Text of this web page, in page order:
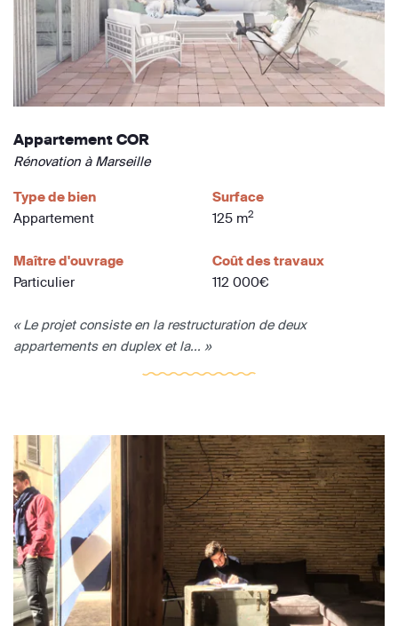
Appartement COR
Rénovation à Marseille
Type de bien
Appartement
Surface
125 m2
Maître d'ouvrage
Particulier
Coût des travaux
112 000€
« Le projet consiste en la restructuration de deux
appartements en duplex et la... »